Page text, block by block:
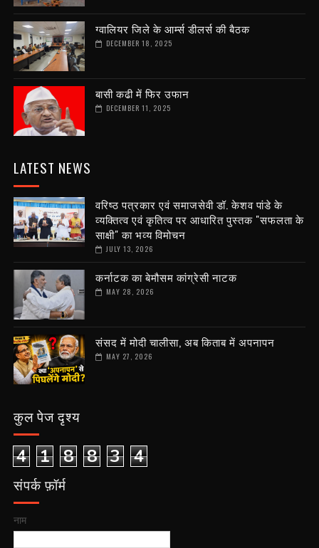
ग्वालियर जिले के आर्म्स डीलर्स की बैठक
DECEMBER 18, 2025
बासी कढी में फिर उफान
DECEMBER 11, 2025
LATEST NEWS
वरिष्ठ पत्रकार एवं समाजसेवी डॉ. केशव पांडे के
व्यक्तित्व एवं कृतित्व पर आधारित पुस्तक "सफलता के
साक्षी" का भव्य विमोचन
JULY 13, 2026
कर्नाटक का बेमौसम कांग्रेसी नाटक
MAY 28, 2026
संसद में मोदी चालीसा, अब किताब में अपनापन
MAY 27, 2026
कुल पेज दृश्य
4 1 8 8 3 4
संपर्क फ़ॉर्म
नाम